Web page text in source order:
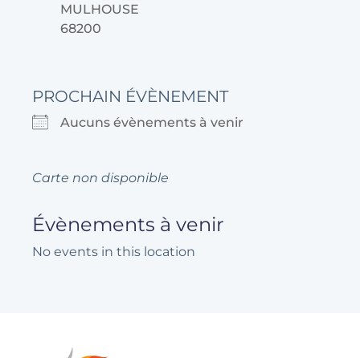
MULHOUSE
68200
PROCHAIN ÉVÈNEMENT
Aucuns évènements à venir
Carte non disponible
Évènements à venir
No events in this location